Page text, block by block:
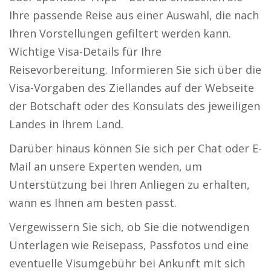
Ihre passende Reise aus einer Auswahl, die nach
Ihren Vorstellungen gefiltert werden kann.
Wichtige Visa-Details für Ihre
Reisevorbereitung. Informieren Sie sich über die
Visa-Vorgaben des Ziellandes auf der Webseite
der Botschaft oder des Konsulats des jeweiligen
Landes in Ihrem Land.
Darüber hinaus können Sie sich per Chat oder E-
Mail an unsere Experten wenden, um
Unterstützung bei Ihren Anliegen zu erhalten,
wann es Ihnen am besten passt.
Vergewissern Sie sich, ob Sie die notwendigen
Unterlagen wie Reisepass, Passfotos und eine
eventuelle Visumgebühr bei Ankunft mit sich